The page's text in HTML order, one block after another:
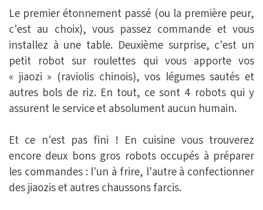
Le premier étonnement passé (ou la première peur,
c'est au choix), vous passez commande et vous
installez à une table. Deuxième surprise, c'est un
petit robot sur roulettes qui vous apporte vos
« jiaozi » (raviolis chinois), vos légumes sautés et
autres bols de riz. En tout, ce sont 4 robots qui y
assurent le service et absolument aucun humain.
Et ce n'est pas fini ! En cuisine vous trouverez
encore deux bons gros robots occupés à préparer
les commandes : l'un à frire, l'autre à confectionner
des jiaozis et autres chaussons farcis.